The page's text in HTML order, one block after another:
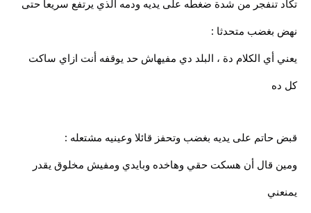
تكاد تنفجر من شدة ضغطه على يديه ودمه الذي يرتفع سريعاً حتى
نهض بغضب متحدثا :
يعني أي الكلام دة ، البلد دي مفيهاش حد يوقفه أنت ازاي ساكت
كل ده
قبض حاتم على يديه بغضب وتحفز قائلا وعينيه مشتعله :
ومين قال أن هسكت حقي وهاخده وبايدي ومفيش مخلوق يقدر
يمنعني